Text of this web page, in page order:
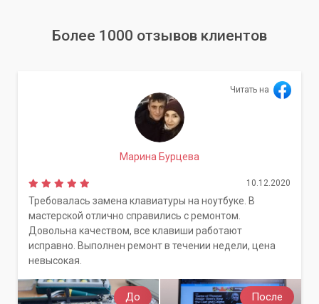
Более 1000 отзывов клиентов
До После
Читать на
Марина Бурцева
10.12.2020
Требовалась замена клавиатуры на ноутбуке. В
мастерской отлично справились с ремонтом.
Довольна качеством, все клавиши работают
исправно. Выполнен ремонт в течении недели, цена
невысокая.